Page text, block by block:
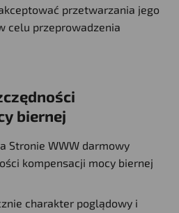
przetwarzania jego
celu przeprowadzenia
biernej
Stronie WWW darmowy
kompensacji mocy biernej
charakter poglądowy i